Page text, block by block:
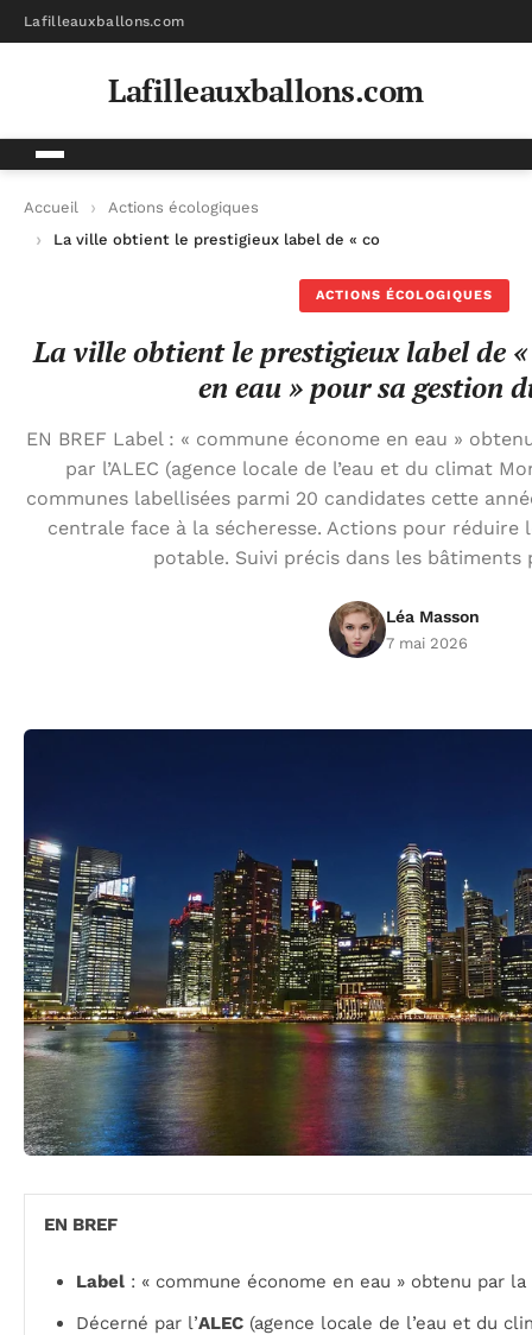
Lafilleauxballons.com
Lafilleauxballons.com
Accueil
Actions écologiques
La ville obtient le prestigieux label de « commune économe
ACTIONS ÉCOLOGIQUES
La ville obtient le prestigieux label de «
en eau » pour sa gestion
EN BREF Label : « commune économe en eau »
par l’ALEC (agence locale de l’eau et du climat
communes labellisées parmi 20 candidates cette
centrale face à la sécheresse. Actions pour réduire
potable. Suivi précis dans les
Léa Masson
7 mai 2026
EN BREF
Label : « commune économe en eau » obtenu par
Décerné par l’ALEC (agence locale de l’eau et du